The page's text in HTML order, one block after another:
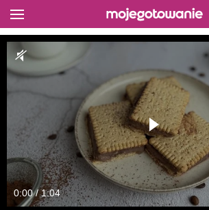
0:00 / 1:04